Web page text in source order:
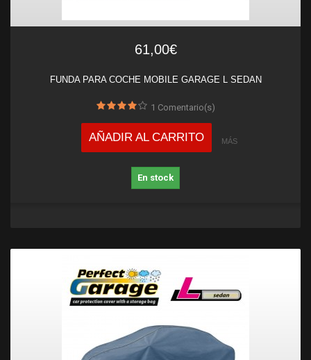
61,00€
FUNDA PARA COCHE MOBILE GARAGE L SEDAN
1 Comentario(s)
AÑADIR AL CARRITO MÁS
En stock